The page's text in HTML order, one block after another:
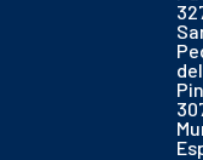
del